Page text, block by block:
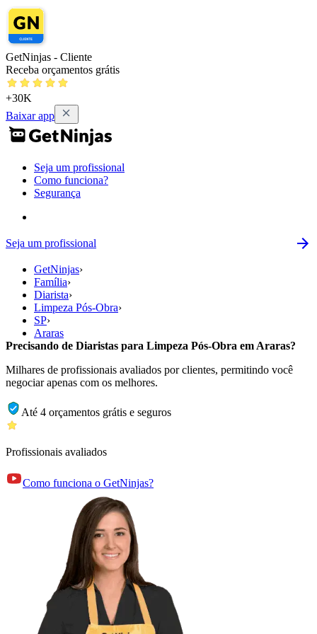
GetNinjas - Cliente
Receba orçamentos grátis
+30K
Baixar app
Seja um profissional
Como funciona?
Segurança
Seja um profissional
GetNinjas›
Família›
Diarista›
Limpeza Pós-Obra›
SP›
Araras
Precisando de Diaristas para Limpeza Pós-Obra em Araras?
Milhares de profissionais avaliados por clientes, permitindo você
negociar apenas com os melhores.
Até 4 orçamentos grátis e seguros
Profissionais avaliados
Como funciona o GetNinjas?